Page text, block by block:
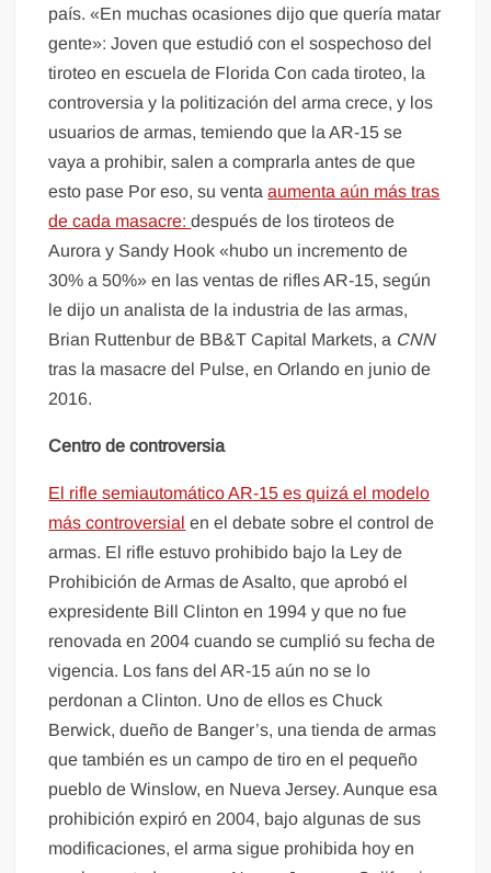
país. «En muchas ocasiones dijo que quería matar
gente»: Joven que estudió con el sospechoso del
tiroteo en escuela de Florida Con cada tiroteo, la
controversia y la politización del arma crece, y los
usuarios de armas, temiendo que la AR-15 se
vaya a prohibir, salen a comprarla antes de que
esto pase Por eso, su ventaaumenta aún más tras
de cada masacre:después de los tiroteos de
Aurora y Sandy Hook «hubo un incremento de
30% a 50%» en las ventas de rifles AR-15, según
le dijo un analista de la industria de las armas,
Brian Ruttenbur de BB&T Capital Markets, a CNN
tras la masacre del Pulse, en Orlando en junio de
2016.
Centro de controversia
El rifle semiautomático AR-15 es quizá el modelo
más controversial en el debate sobre el control de
armas. El rifle estuvo prohibido bajo la Ley de
Prohibición de Armas de Asalto, que aprobó el
expresidente Bill Clinton en 1994 y que no fue
renovada en 2004 cuando se cumplió su fecha de
vigencia. Los fans del AR-15 aún no se lo
perdonan a Clinton. Uno de ellos es Chuck
Berwick, dueño de Banger’s, una tienda de armas
que también es un campo de tiro en el pequeño
pueblo de Winslow, en Nueva Jersey. Aunque esa
prohibición expiró en 2004, bajo algunas de sus
modificaciones, el arma sigue prohibida hoy en